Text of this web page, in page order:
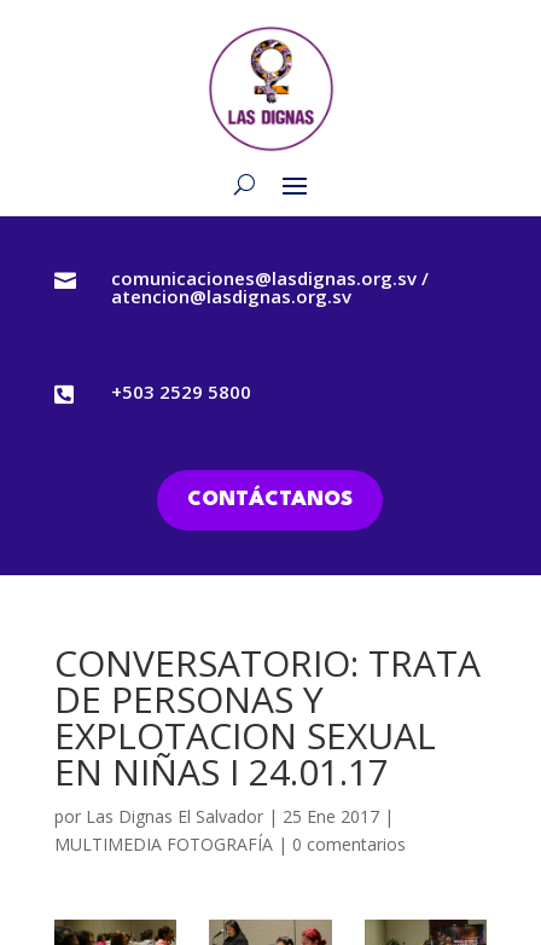
 comunicaciones@lasdignas.org.sv /
atencion@lasdignas.org.sv
 +503 2529 5800
CONTÁCTANOS
CONVERSATORIO: TRATA
DE PERSONAS Y
EXPLOTACION SEXUAL
EN NIÑAS I 24.01.17
por Las Dignas El Salvador| 25 Ene 2017|
MULTIMEDIA FOTOGRAFÍA| 0 comentarios